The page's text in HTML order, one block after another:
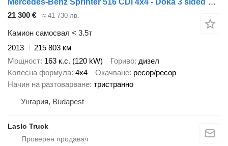
21 300 € ≈ 41 730 лв.
Камион самосвал < 3.5т
2013
215 803 км
Мощност 163 к.с. (120 kW) Гориво дизел
Колесна формула 4x4 Окачване ресор/ресор
Начин на разтоварване тристранно
Унгария, Budapest
Laslo Truck